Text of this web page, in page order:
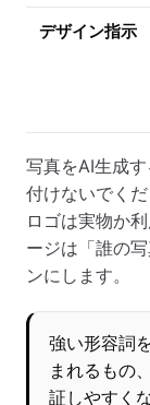
デザイン指示
写真をAI生成
付けないでく
ロゴは実物か
ージは「誰の
ンにします。
強い形容詞
まれるもの
証しやすく